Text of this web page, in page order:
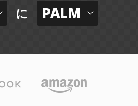
に PALM